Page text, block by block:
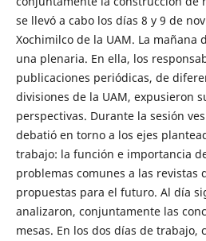
se llevó a cabo los días 8 y 9 de
Xochimilco de la UAM. La mañana
una plenaria. En ella, los
publicaciones periódicas, de
divisiones de la UAM, expusieron
perspectivas. Durante la sesión
debatió en torno a los ejes
trabajo: la función e importancia
problemas comunes a las revistas
propuestas para el futuro. Al día
analizaron, conjuntamente las
mesas. En los dos días de trabajo,